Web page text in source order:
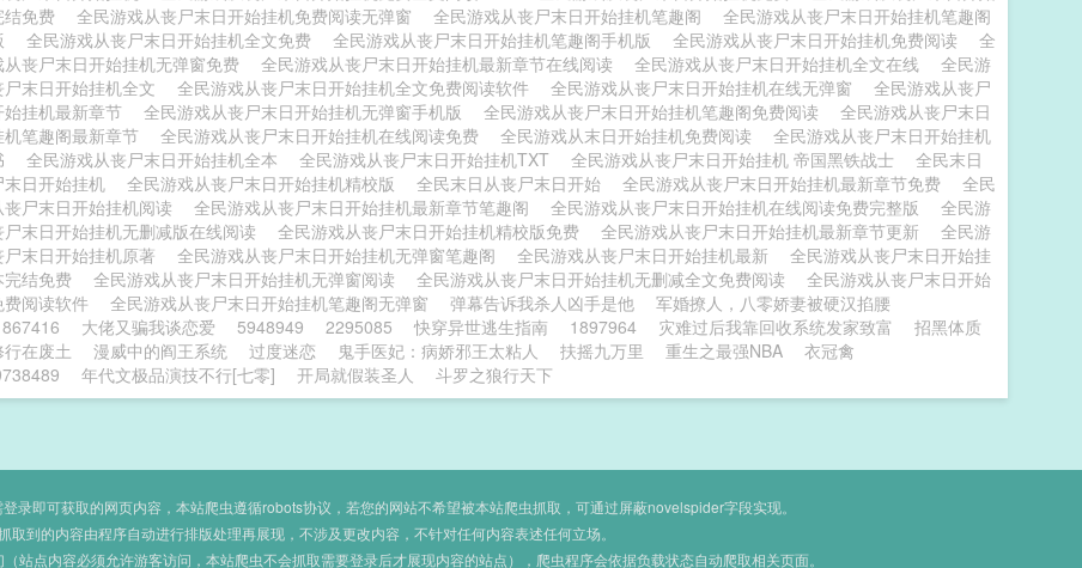
免费
全民游戏从丧尸末日开始挂机免费阅读无弹窗 全民游戏从丧尸末日开始挂机笔趣阁
全民游戏从丧尸末日开始挂机笔趣阁
全民游戏从丧尸末日开始挂机全文免费 全民游戏从丧尸末日开始挂机笔趣阁手机版 全民游戏从丧尸末日开始挂机免费阅读
全
从丧尸末日开始挂机无弹窗免费
全民游戏从丧尸末日开始挂机最新章节在线阅读 全民游戏从丧尸末日开始挂机全文在线
全民游
尸末日开始挂机全文
全民游戏从丧尸末日开始挂机全文免费阅读软件 全民游戏从丧尸末日开始挂机在线无弹窗
全民游戏从丧尸
始挂机最新章节
全民游戏从丧尸末日开始挂机无弹窗手机版 全民游戏从丧尸末日开始挂机笔趣阁免费阅读
全民游戏从丧尸末日
笔趣阁最新章节
全民游戏从丧尸末日开始挂机在线阅读免费 全民游戏从末日开始挂机免费阅读
全民游戏从丧尸末日开始挂机
全民游戏从丧尸末日开始挂机全本 全民游戏从丧尸末日开始挂机TXT 全民游戏从丧尸末日开始挂机 帝国黑铁战士
全民末日
末日开始挂机
全民游戏从丧尸末日开始挂机精校版 全民末日从丧尸末日开始 全民游戏从丧尸末日开始挂机最新章节免费
全民
尸末日开始挂机阅读
全民游戏从丧尸末日开始挂机最新章节笔趣阁 全民游戏从丧尸末日开始挂机在线阅读免费完整版
全民游
尸末日开始挂机无删减版在线阅读
全民游戏从丧尸末日开始挂机精校版免费 全民游戏从丧尸末日开始挂机最新章节更新
全民游
尸末日开始挂机原著
全民游戏从丧尸末日开始挂机无弹窗笔趣阁 全民游戏从丧尸末日开始挂机最新
全民游戏从丧尸末日开始挂
结免费
全民游戏从丧尸末日开始挂机无弹窗阅读 全民游戏从丧尸末日开始挂机无删减全文免费阅读
全民游戏从丧尸末日开始
阅读软件
全民游戏从丧尸末日开始挂机笔趣阁无弹窗 弹幕告诉我杀人凶手是他
军婚撩人，八零娇妻被硬汉掐腰
大佬又骗我谈恋爱 5948949 2295085 快穿异世逃生指南 1897964 灾难过后我靠回收系统发家致富
招黑体质
在废土
漫威中的阎王系统 过度迷恋 鬼手医妃：病娇邪王太粘人 扶摇九万里 重生之最强NBA
衣冠禽
年代文极品演技不行[七零] 开局就假装圣人 斗罗之狼行天下
录即可获取的网页内容，本站爬虫遵循robots协议，若您的网站不希望被本站爬虫抓取，可通过屏蔽novelspider字段实现。
取到的内容由程序自动进行排版处理再展现，不涉及更改内容，不针对任何内容表述任何立场。
站点内容必须允许游客访问，本站爬虫不会抓取需要登录后才展现内容的站点），爬虫程序会依据负载状态自动爬取相关页面。